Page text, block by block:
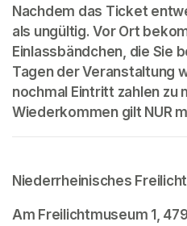
Nachdem das Ticket
als ungültig. Vor Ort
Einlassbändchen, die Sie
Tagen der Veranstaltung
nochmal Eintritt zahlen zu
Wiederkommen gilt NUR
Niederrheinisches
Am Freilichtmuseum 1,